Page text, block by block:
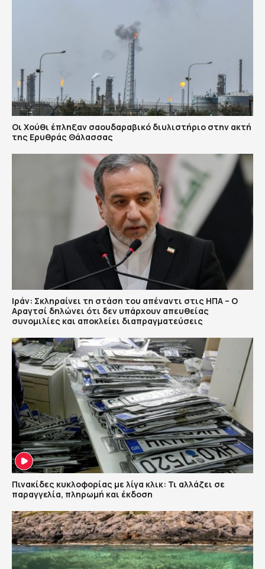
Οι Χούθι έπληξαν σαουδαραβικό διυλιστήριο στην ακτή
της Ερυθράς Θάλασσας
Ιράν: Σκληραίνει τη στάση του απέναντι στις ΗΠΑ – Ο
Αραγτσί δηλώνει ότι δεν υπάρχουν απευθείας
συνομιλίες και αποκλείει διαπραγματεύσεις
Πινακίδες κυκλοφορίας με λίγα κλικ: Τι αλλάζει σε
παραγγελία, πληρωμή και έκδοση